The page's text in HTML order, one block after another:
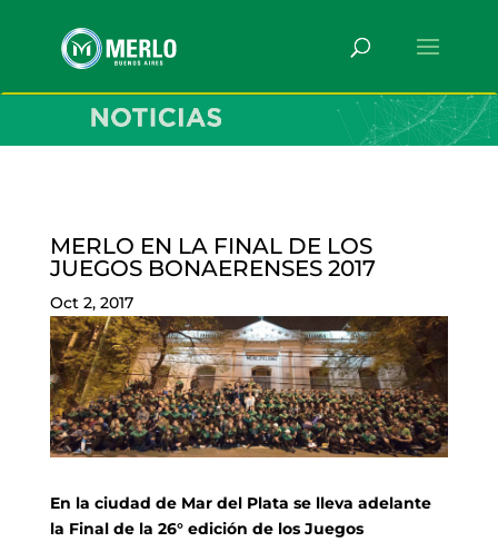
MERLO EN LA FINAL DE LOS
JUEGOS BONAERENSES 2017
Oct 2, 2017
En la ciudad de Mar del Plata se lleva adelante
la Final de la 26° edición de los Juegos